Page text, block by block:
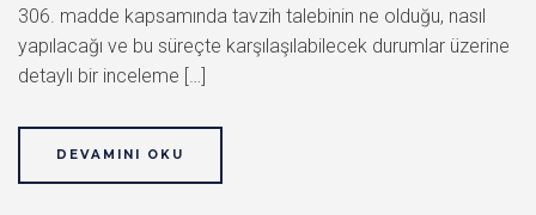
306. madde kapsamında tavzih talebinin ne olduğu, nasıl
yapılacağı ve bu süreçte karşılaşılabilecek durumlar üzerine
detaylı bir inceleme […]
DEVAMINI OKU